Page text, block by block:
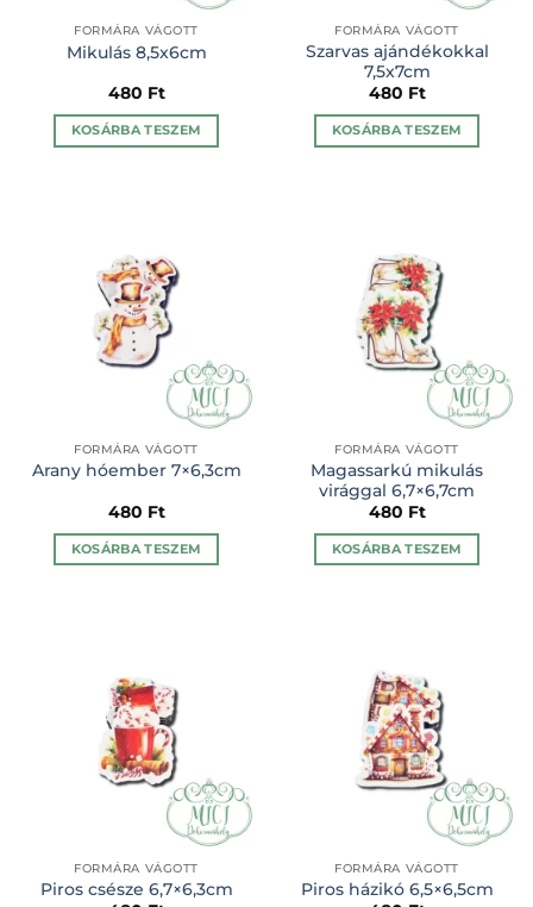
FORMÁRA VÁGOTT
Mikulás 8,5x6cm
480 Ft
KOSÁRBA TESZEM
FORMÁRA VÁGOTT
Szarvas ajándékokkal
7,5x7cm
480 Ft
KOSÁRBA TESZEM
FORMÁRA VÁGOTT
Arany hóember 7×6,3cm
480 Ft
KOSÁRBA TESZEM
FORMÁRA VÁGOTT
Magassarkú mikulás
virággal 6,7×6,7cm
480 Ft
KOSÁRBA TESZEM
FORMÁRA VÁGOTT
Piros csésze 6,7×6,3cm
FORMÁRA VÁGOTT
Piros házikó 6,5×6,5cm